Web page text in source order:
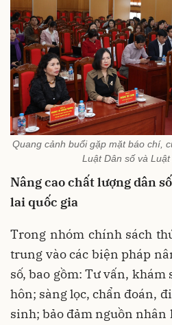
Quang cảnh buổi gặp mặt báo chí,
Luật Dân số và
Nâng cao chất lượng dân
lai quốc gia
Trong nhóm chính sách
trung vào các biện pháp
số, bao gồm: Tư vấn,
hôn; sàng lọc, chẩn đoán,
sinh; bảo đảm nguồn